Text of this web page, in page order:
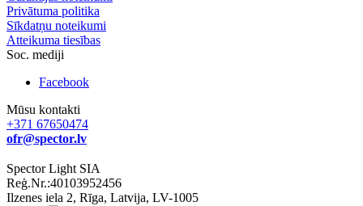
Privātuma politika
Sīkdatņu noteikumi
Atteikuma tiesības
Soc. mediji
Facebook
Mūsu kontakti
+371 67650474
ofr@spector.lv
Spector Light SIA
Reģ.Nr.:40103952456
Ilzenes iela 2, Rīga, Latvija, LV-1005